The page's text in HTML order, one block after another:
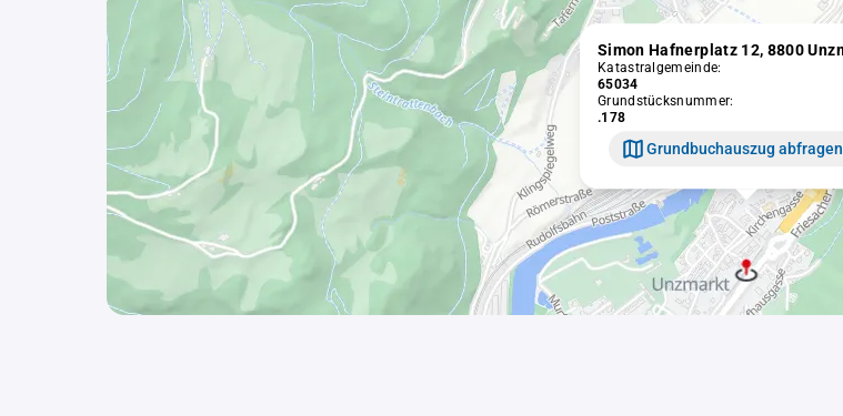
Katastralgemeinde:
65034
Grundstücksnummer:
.178
Grundbuchauszug abfragen